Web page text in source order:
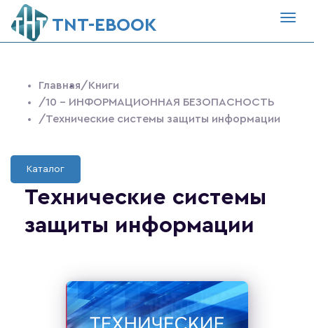
ТNT-EBOOK
Главная/Книги
/10 - ИНФОРМАЦИОННАЯ БЕЗОПАСНОСТЬ
/Технические системы защиты информации
Каталог
Технические системы
защиты информации